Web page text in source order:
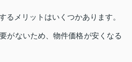
るメリットはいくつかあります。
がないため、物件価格が安くなる